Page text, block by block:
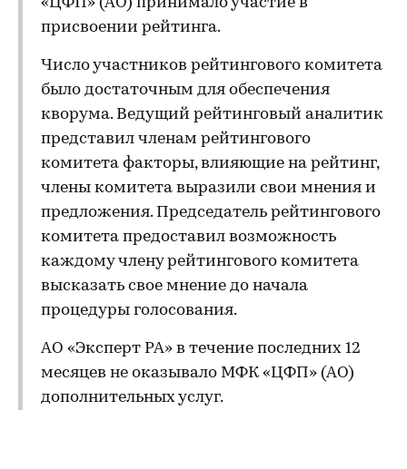
присвоении рейтинга.
Число участников рейтингового комитета
было достаточным для обеспечения
кворума. Ведущий рейтинговый аналитик
представил членам рейтингового
комитета факторы, влияющие на рейтинг,
члены комитета выразили свои мнения и
предложения. Председатель рейтингового
комитета предоставил возможность
каждому члену рейтингового комитета
высказать свое мнение до начала
процедуры голосования.
АО «Эксперт РА» в течение последних 12
месяцев не оказывало МФК «ЦФП» (АО)
дополнительных услуг.